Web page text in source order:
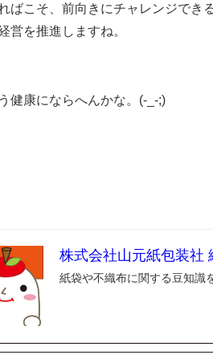
ばこそ、前向きにチャレンジでき
営を推進しますね。
健康にならへんかな。(-_-;)
株式会社山元紙包装社
紙袋や不織布に関する豆知識